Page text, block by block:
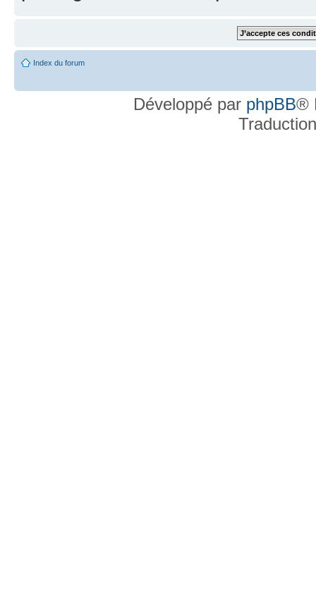
Index du forum
Développé par phpBB®